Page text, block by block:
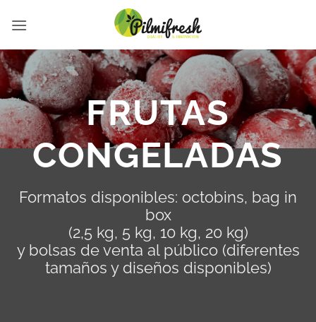
FRUTAS
CONGELADAS
Formatos disponibles: octobins, bag in
box
(2,5 kg, 5 kg, 10 kg, 20 kg)
y bolsas de venta al público (diferentes
tamaños y diseños disponibles)